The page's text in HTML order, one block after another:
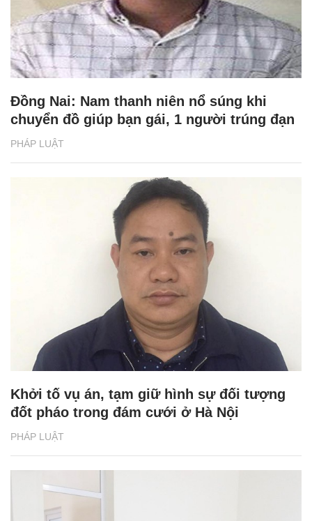
PHÁP LUẬT
Đồng Nai: Nam thanh niên nổ súng khi
chuyển đồ giúp bạn gái, 1 người trúng đạn
PHÁP LUẬT
Khởi tố vụ án, tạm giữ hình sự đối tượng
đốt pháo trong đám cưới ở Hà Nội